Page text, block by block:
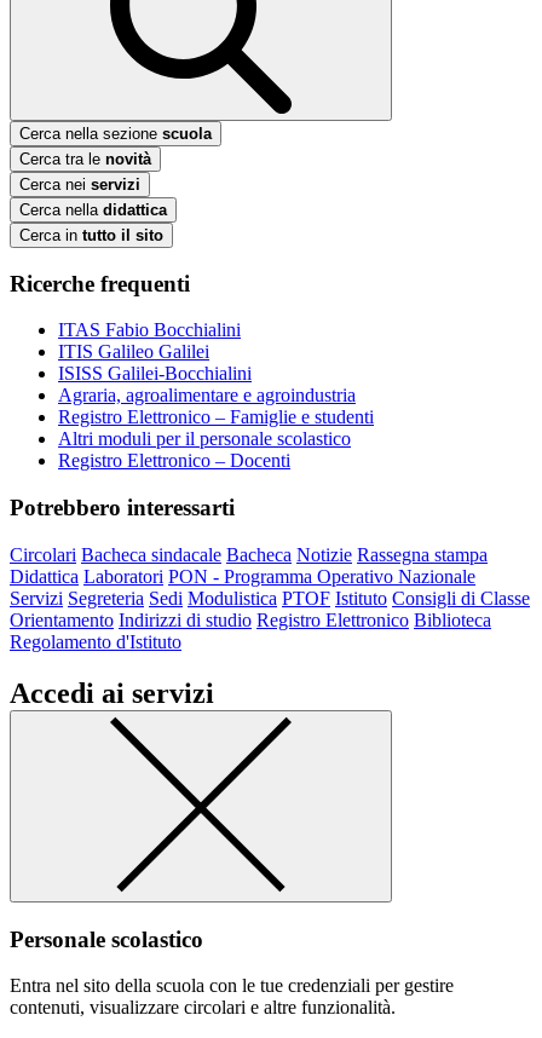
Cerca nella sezione scuola
Cerca tra le novità
Cerca nei servizi
Cerca nella didattica
Cerca in tutto il sito
Ricerche frequenti
ITAS Fabio Bocchialini
ITIS Galileo Galilei
ISISS Galilei-Bocchialini
Agraria, agroalimentare e agroindustria
Registro Elettronico – Famiglie e studenti
Altri moduli per il personale scolastico
Registro Elettronico – Docenti
Potrebbero interessarti
Circolari Bacheca sindacale Bacheca Notizie Rassegna stampa
Didattica Laboratori PON - Programma Operativo Nazionale
Servizi Segreteria Sedi Modulistica PTOF Istituto Consigli di Classe
Orientamento Indirizzi di studio Registro Elettronico Biblioteca
Regolamento d'Istituto
Accedi ai servizi
Personale scolastico
Entra nel sito della scuola con le tue credenziali per gestire
contenuti, visualizzare circolari e altre funzionalità.